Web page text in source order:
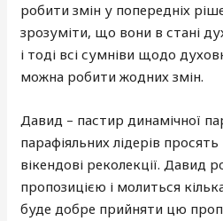
робити змін у попередніх
зрозуміти, що вони в стані
і тоді всі сумніви щодо
можна робити жодних змін.
Давид – пастир динамічної
парафіяльних лідерів
вікендові реколекції. Давид
пропозицією і молиться
буде добре прийняти цю